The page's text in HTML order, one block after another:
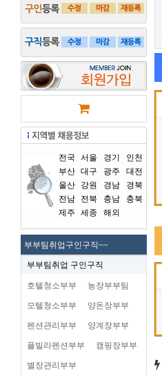
전국 서울 경기
인천
부산 대구 광주
대전
울산
강원 경남
경북
전남
전북 충남
충북
제주
세종 해외
부부팀취업구인구직~~
부부팀취업 구인구직
호텔청소부부 농장부부팀
모텔청소부부 양돈장부부
펜션관리부부 양계장부부
플빌라펜션부부 캠핑장부부
별장관리부부